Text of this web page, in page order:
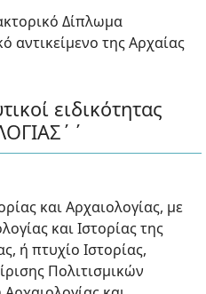
Δίπλωμα
αντικείμενο της Αρχαίας
ειδικότητας
και Αρχαιολογίας, με
και Ιστορίας της
ή πτυχίο Ιστορίας,
Πολιτισμικών